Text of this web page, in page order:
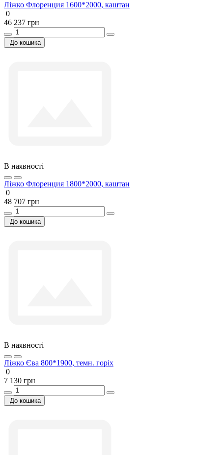
Ліжко Флоренция 1600*2000, каштан
0
46 237 грн
До кошика
В наявності
Ліжко Флоренция 1800*2000, каштан
0
48 707 грн
До кошика
В наявності
Ліжко Єва 800*1900, темн. горіх
0
7 130 грн
До кошика